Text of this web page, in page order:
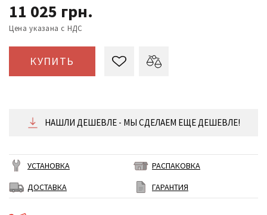
11 025 грн.
Цена указана с НДС
КУПИТЬ
НАШЛИ ДЕШЕВЛЕ - МЫ СДЕЛАЕМ ЕЩЕ ДЕШЕВЛЕ!
УСТАНОВКА
РАСПАКОВКА
ДОСТАВКА
ГАРАНТИЯ